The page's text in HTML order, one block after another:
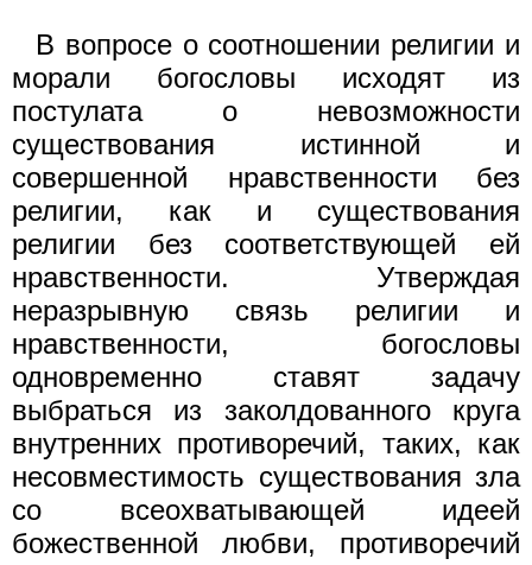
В вопросе о соотношении религии и
морали богословы исходят из
постулата о невозможности
существования истинной и
совершенной нравственности без
религии, как и существования
религии без соответствующей ей
нравственности. Утверждая
неразрывную связь религии и
нравственности, богословы
одновременно ставят задачу
выбраться из заколдованного круга
внутренних противоречий, таких, как
несовместимость существования зла
со всеохватывающей идеей
божественной любви, противоречий